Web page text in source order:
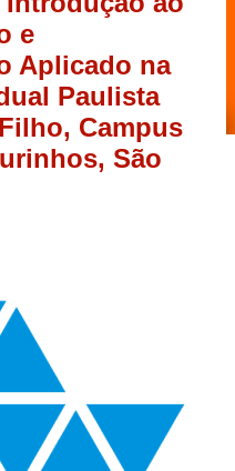
e
Aplicado na
Paulista
Campus
São